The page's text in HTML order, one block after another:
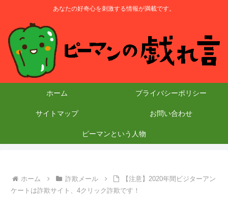
あなたの好奇心を刺激する情報が満載です。
ホーム プライバシーポリシー
サイトマップ お問い合わせ
ピーマンという人物
ホーム 詐欺メール
【注意】2020年間ビジターアン
ケートは詐欺サイト、4クリック詐欺です！